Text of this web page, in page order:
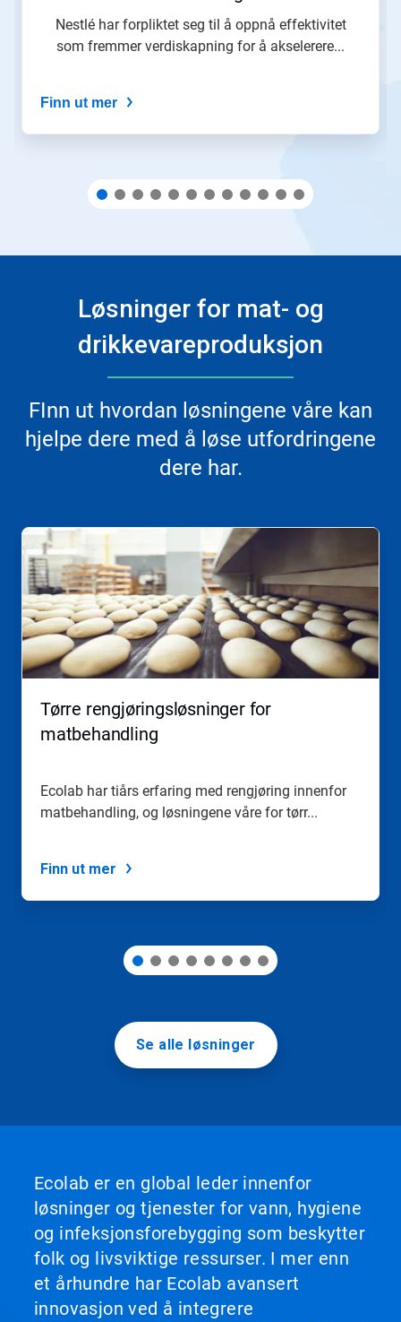
Nestlé har forpliktet seg til å oppnå effektivitet
som fremmer verdiskapning for å akselerere...
Finn ut mer
Løsninger for mat- og
drikkevareproduksjon
FInn ut hvordan løsningene våre kan
hjelpe dere med å løse utfordringene
dere har.
Dette
karusell.
Bruk
knappene
Neste
og
Forrige
til
navigere,
lysbilde
Tørre rengjøringsløsninger for
matbehandling
Ecolab har tiårs erfaring med rengjøring innenfor
matbehandling, og løsningene våre for tørr...
Finn ut mer
Se alle løsninger
Ecolab er en global leder innenfor
løsninger og tjenester for vann, hygiene
og infeksjonsforebygging som beskytter
folk og livsviktige ressurser. I mer enn
et århundre har Ecolab avansert
innovasjon ved å integrere